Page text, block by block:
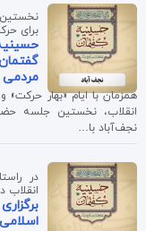
نخستین
برای
مردمی
همزمان با ایام «بهار
انقلاب، نخستین جلسه
نجف‌آباد با…
در
انقلاب در